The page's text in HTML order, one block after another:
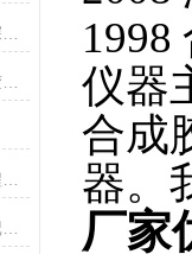
合成胶乳与天然胶乳测试的区别及胶乳机械稳定性测定仪选型
胶乳机械稳定性测定仪测试数据的记录、处理与报告
仪器
合成
器。
厂家